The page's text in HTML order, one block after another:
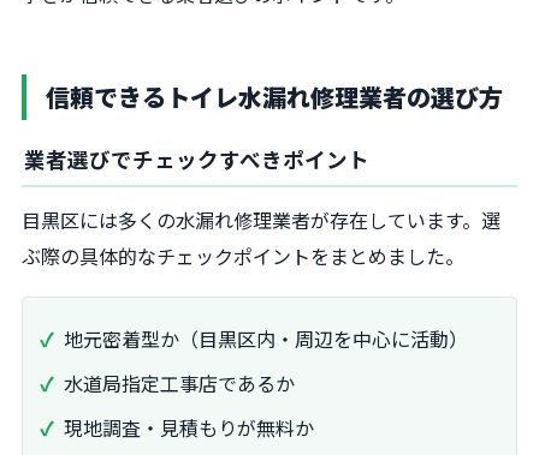
信頼できるトイレ水漏れ修理業者の選び方
業者選びでチェックすべきポイント
目黒区には多くの水漏れ修理業者が存在しています。選
ぶ際の具体的なチェックポイントをまとめました。
地元密着型か（目黒区内・周辺を中心に活動）
水道局指定工事店であるか
現地調査・見積もりが無料か